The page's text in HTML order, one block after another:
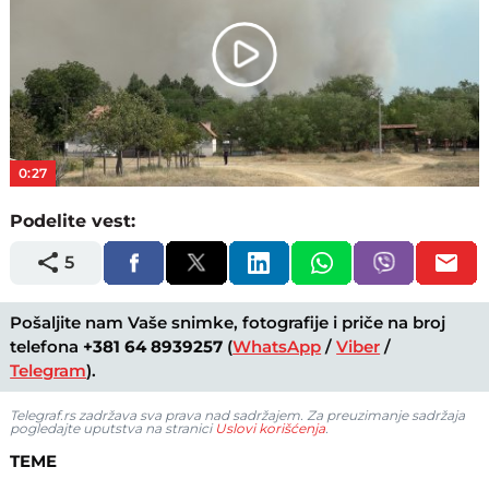
Play
Video
0:27
Podelite vest:
5
Pošaljite nam Vaše snimke, fotografije i priče na broj
telefona +381 64 8939257 (WhatsApp /Viber /
Telegram).
Telegraf.rs zadržava sva prava nad sadržajem. Za preuzimanje sadržaja
pogledajte uputstva na stranici Uslovi korišćenja.
TEME